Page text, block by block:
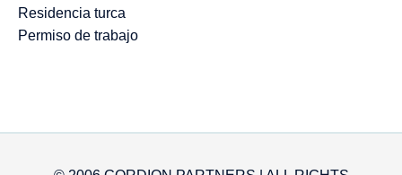
Residencia turca
Permiso de trabajo